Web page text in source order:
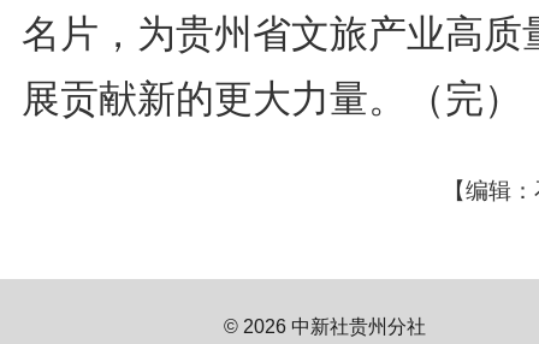
名片，为贵州省文旅产业高质
展贡献新的更大力量。（完）
【编辑
© 2026 中新社贵州分社